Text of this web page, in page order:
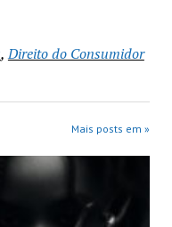
,Direito do Consumidor
Mais posts em »